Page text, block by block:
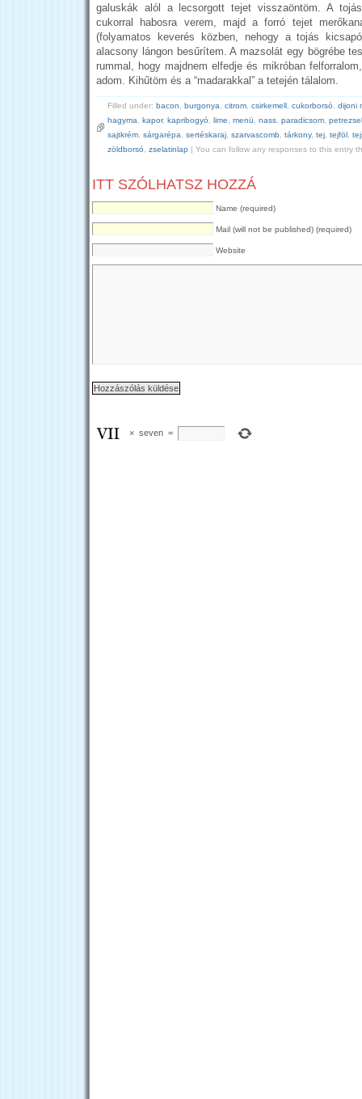
galuskák alól a lecsorgott tejet visszaöntöm. A
cukorral habosra verem, majd a forró tejet
(folyamatos keverés közben, nehogy a tojás
alacsony lángon besűrítem. A mazsolát egy bögrébe
rummal, hogy majdnem elfedje és mikróban
adom. Kihűtöm és a “madarakkal” a tetején tálalom.
Filled under: bacon burgonya citrom csirkemell cukorborsó
dijoni
hagyma
kapor, kapribogyó lime menü nass paradicsom
sajtkrém sárgarépa sertéskaraj szarvascomb tárkony, tej tejföl
zöldborsó
zselatinlap | You can follow any responses to this entry
ITT SZÓLHATSZ HOZZÁ
Name (required)
Mail (will not be published) (required)
Website
× seven =